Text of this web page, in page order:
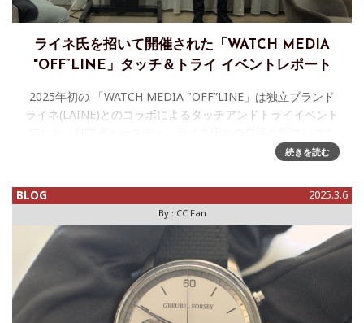
ライネ氏を招いて開催された「WATCH MEDIA
"OFF”LINE」タッチ＆トライ イベントレポート
2025年初の 「WATCH MEDIA "OFF”LINE」は独立ブランド
ライネ(LAINE)とのコラボによるタッチアンドトライイベント
続きを読む
BLOG 2025.3.6
By : CC Fan